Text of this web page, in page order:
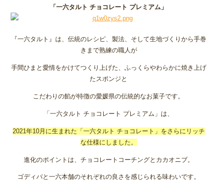
「一六タルト チョコレート プレミアム」
『一六タルト』は、伝統のレシピ、製法、そして生地づくりから手巻
きまで熟練の職人が
手間ひまと愛情をかけてつくり上げた、ふっくらやわらかに焼き上げ
たスポンジと
こだわりの餡が特徴の愛媛県の伝統的なお菓子です。
「一六タルト チョコレート プレミアム」は、
2021年10月に生まれた「一六タルト チョコレート」をさらにリッチ
な仕様にしました。
進化のポイントは、チョコレートコーチングとカカオニブ。
ゴディバと一六本舗のそれぞれの良さを感じられる味わいです。